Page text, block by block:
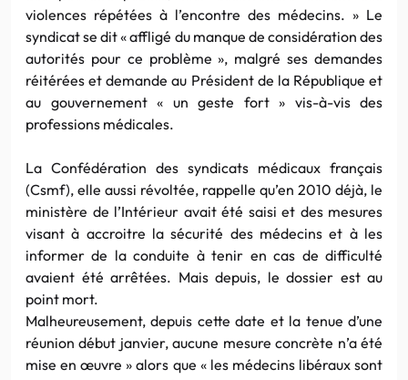
violences répétées à l’encontre des médecins. » Le
syndicat se dit « affligé du manque de considération des
autorités pour ce problème », malgré ses demandes
réitérées et demande au Président de la République et
au gouvernement « un geste fort » vis-à-vis des
professions médicales.
La Confédération des syndicats médicaux français
(Csmf), elle aussi révoltée, rappelle qu’en 2010 déjà, le
ministère de l’Intérieur avait été saisi et des mesures
visant à accroitre la sécurité des médecins et à les
informer de la conduite à tenir en cas de difficulté
avaient été arrêtées. Mais depuis, le dossier est au
point mort.
Malheureusement, depuis cette date et la tenue d’une
réunion début janvier, aucune mesure concrète n’a été
mise en œuvre » alors que « les médecins libéraux sont